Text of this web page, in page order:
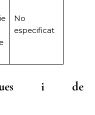
No
especificat
i de